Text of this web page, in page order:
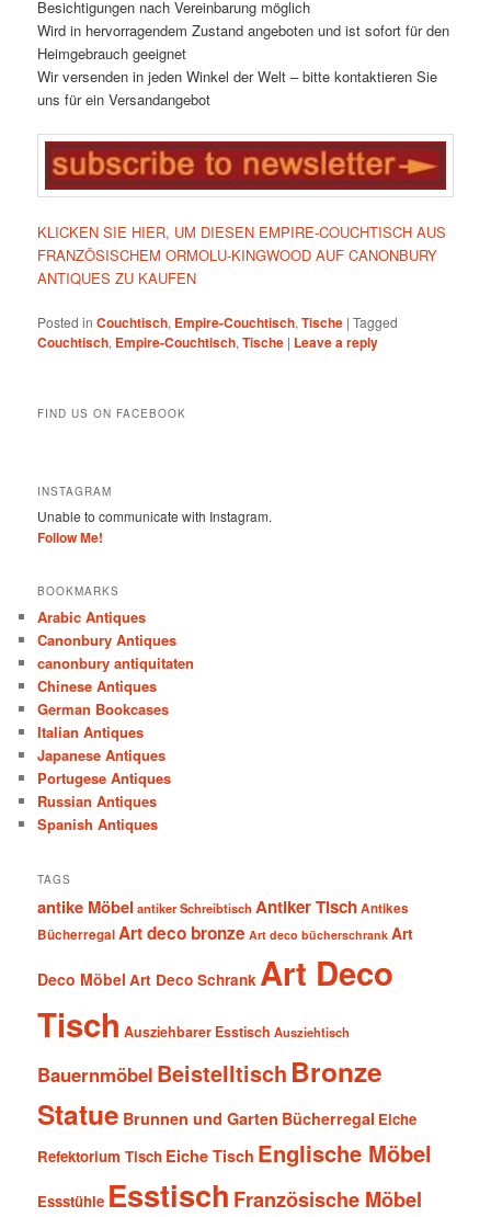
Besichtigungen nach Vereinbarung möglich
Wird in hervorragendem Zustand angeboten und ist sofort für den
Heimgebrauch geeignet
Wir versenden in jeden Winkel der Welt – bitte kontaktieren Sie
uns für ein Versandangebot
KLICKEN SIE HIER, UM DIESEN EMPIRE-COUCHTISCH AUS
FRANZÖSISCHEM ORMOLU-KINGWOOD AUF CANONBURY
ANTIQUES ZU KAUFEN
Posted in Couchtisch, Empire-Couchtisch,Tische |Tagged
Couchtisch, Empire-Couchtisch,Tische | Leave a reply
FIND US ON FACEBOOK
INSTAGRAM
Unable to communicate with Instagram.
Follow Me!
BOOKMARKS
Arabic Antiques
Canonbury Antiques
canonbury antiquitaten
Chinese Antiques
German Bookcases
Italian Antiques
Japanese Antiques
Portugese Antiques
Russian Antiques
Spanish Antiques
TAGS
antike Möbel antiker Schreibtisch Antiker TischAntikes
BücherregalArt deco bronze Art deco bücherschrank Art
Deco Möbel Art Deco Schrank Art Deco
Tisch Ausziehbarer Esstisch Ausziehtisch
Bauernmöbel Beistelltisch Bronze
Statue Brunnen und Garten Bücherregal Eiche
Refektorium Tisch Eiche Tisch Englische Möbel
Essstühle Esstisch Französische Möbel